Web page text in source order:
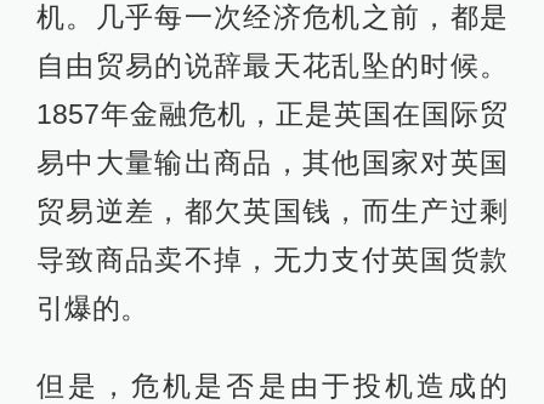
机。几乎每一次经济危机之前，都是
自由贸易的说辞最天花乱坠的时候。
1857年金融危机，正是英国在国际贸
易中大量输出商品，其他国家对英国
贸易逆差，都欠英国钱，而生产过剩
导致商品卖不掉，无力支付英国货款
引爆的。
但是，危机是否是由于投机造成的